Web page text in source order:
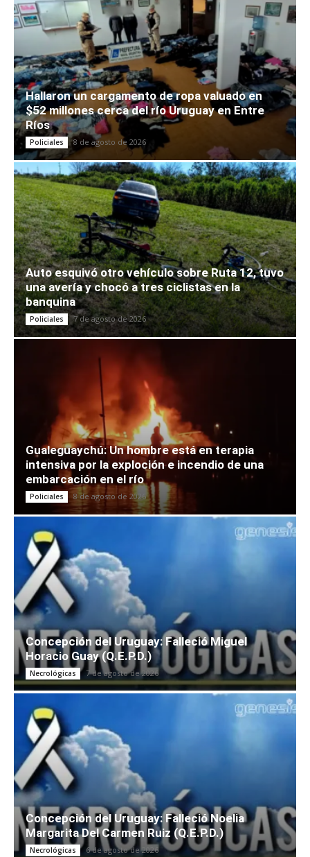
Hallaron un cargamento de ropa valuado en
$52 millones cerca del río Uruguay en Entre
Ríos
Policiales 8 de agosto de 2026
Auto esquivó otro vehículo sobre Ruta 12, tuvo
una avería y chocó a tres ciclistas en la
banquina
Policiales 7 de agosto de 2026
Gualeguaychú: Un hombre está en terapia
intensiva por la exploción e incendio de una
embarcación en el río
Policiales 8 de agosto de 2026
Concepción del Uruguay: Falleció Miguel
Horacio Guay (Q.E.P.D.)
Necrológicas 7 de agosto de 2026
Concepción del Uruguay: Falleció Noelia
Margarita Del Carmen Ruiz (Q.E.P.D.)
Necrológicas 6 de agosto de 2026